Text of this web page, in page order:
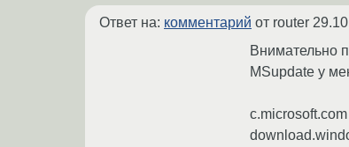
Ответ на: комментарий от router
Внимательно
MSupdate у
c.microsoft.com